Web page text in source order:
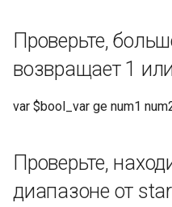
HTTP в метку времени
Преобразовать
(возвратить текущее
опущены)
IP
Проверьте,
возвращает 1
var $bool_var ge num1
Проверьте,
диапазоне от